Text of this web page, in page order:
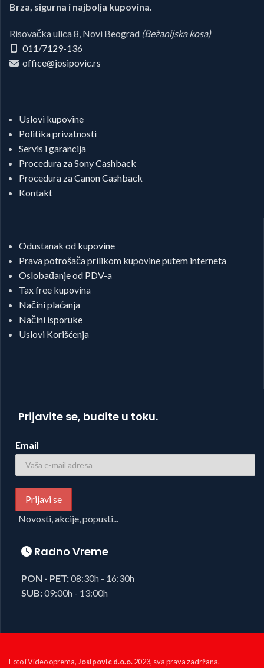
Brza, sigurna i najbolja kupovina.
Risovačka ulica 8, Novi Beograd (Bežanijska kosa)
011/7129-136
office@josipovic.rs
Uslovi kupovine
Politika privatnosti
Servis i garancija
Procedura za Sony Cashback
Procedura za Canon Cashback
Kontakt
Odustanak od kupovine
Prava potrošača prilikom kupovine putem interneta
Oslobađanje od PDV-a
Tax free kupovina
Načini plaćanja
Načini isporuke
Uslovi Korišćenja
Prijavite se, budite u toku.
Email
Novosti, akcije, popusti...
Radno Vreme
PON - PET:08:30h - 16:30h
SUB:09:00h - 13:00h
Foto i Video oprema,Josipovic d.o.o.2023, sva prava zadržana.